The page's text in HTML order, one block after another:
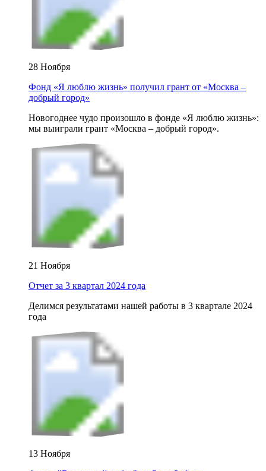
28 Ноября
Фонд «Я люблю жизнь» получил грант от «Москва –
добрый город»
Новогоднее чудо произошло в фонде «Я люблю жизнь»:
мы выиграли грант «Москва – добрый город».
21 Ноября
Отчет за 3 квартал 2024 года
Делимся результатами нашей работы в 3 квартале 2024
года
13 Ноября